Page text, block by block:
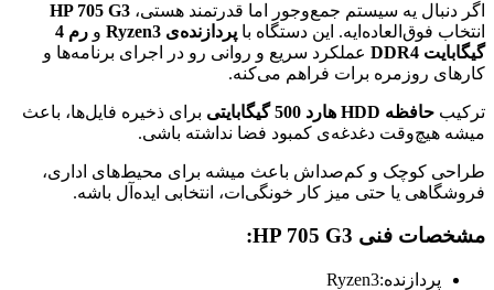
اگر دنبال یه سیستم جمع‌وجور اما قدرتمند هستی، HP 705 G3
انتخاب فوق‌العاده‌ایه. این دستگاه با پردازنده‌ی Ryzen3 و
رم 4
گیگابایت DDR4
عملکرد سریع و روانی رو در اجرای برنامه‌ها و
کارهای روزمره برات فراهم می‌کنه.
ترکیب حافظه HDD هارد 500 گیگابایتی
برای ذخیره فایل‌ها، باعث
میشه هیچ‌وقت دغدغه‌ی کمبود فضا نداشته باشی.
طراحی کوچک و کم‌صداش باعث میشه برای محیط‌های اداری،
فروشگاهی یا حتی میز کار خونگی‌ات، انتخابی ایده‌آل باشه.
مشخصات فنی HP 705 G3:
پردازنده:Ryzen3